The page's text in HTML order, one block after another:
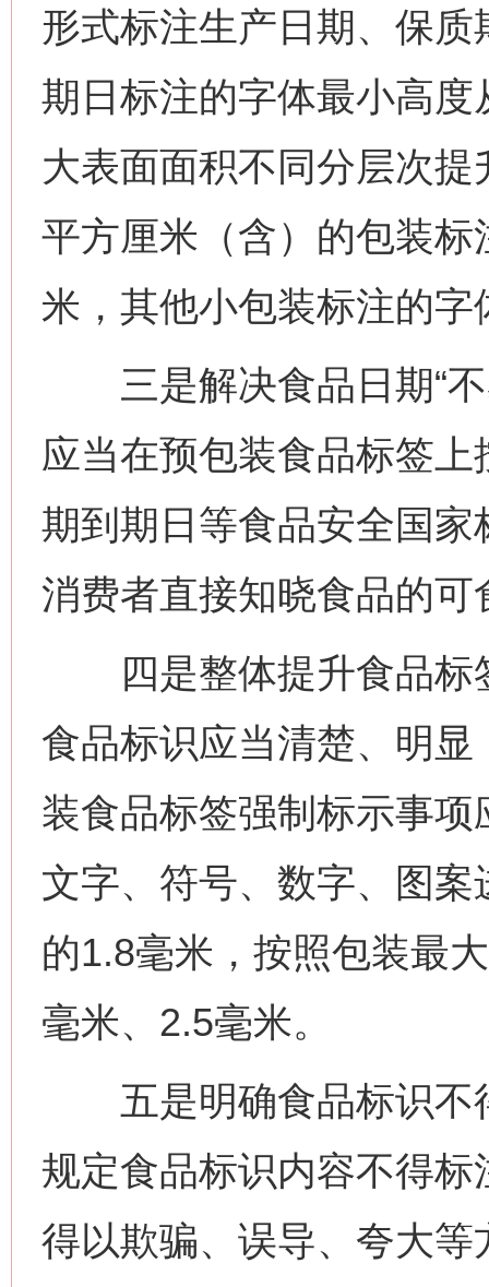
形式标注生产日期、保
期日标注的字体最小高
大表面面积不同分层次
平方厘米（含）的包装
米，其他小包装标注的
三是解决食品日期“不
应当在预包装食品标签
期到期日等食品安全国
消费者直接知晓食品的
四是整体提升食品标
食品标识应当清楚、明
装食品标签强制标示事
文字、符号、数字、图
的1.8毫米，按照包装最
毫米、2.5毫米。
五是明确食品标识不
规定食品标识内容不得
得以欺骗、误导、夸大